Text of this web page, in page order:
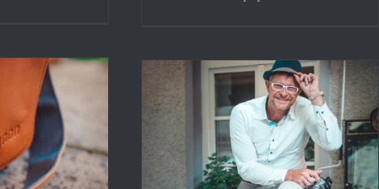
oder
für meine